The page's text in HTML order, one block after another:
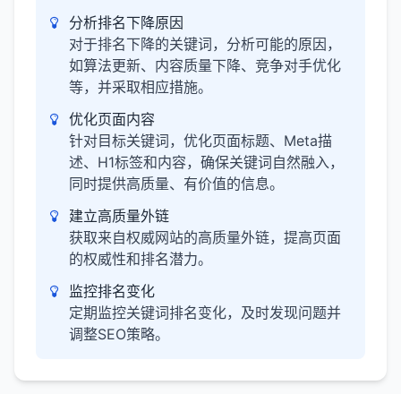
分析排名下降原因
对于排名下降的关键词，分析可能的原因，
如算法更新、内容质量下降、竞争对手优化
等，并采取相应措施。
优化页面内容
针对目标关键词，优化页面标题、Meta描
述、H1标签和内容，确保关键词自然融入，
同时提供高质量、有价值的信息。
建立高质量外链
获取来自权威网站的高质量外链，提高页面
的权威性和排名潜力。
监控排名变化
定期监控关键词排名变化，及时发现问题并
调整SEO策略。